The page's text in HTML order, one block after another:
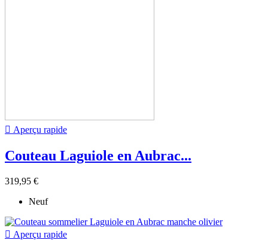
 Aperçu rapide
Couteau Laguiole en Aubrac...
319,95 €
Neuf
 Aperçu rapide